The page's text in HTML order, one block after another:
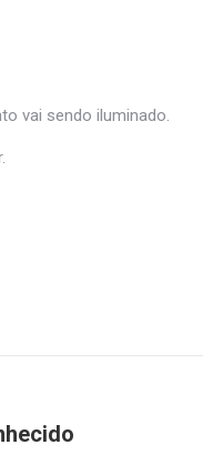
vai sendo iluminado.